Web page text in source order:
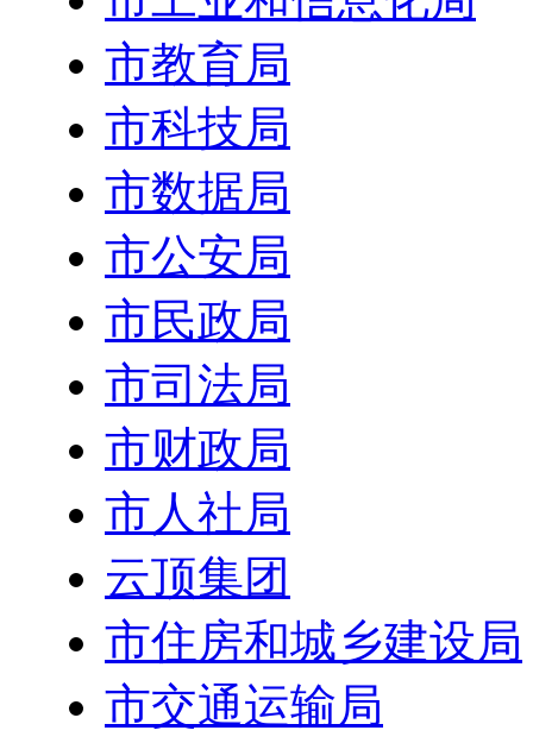
市教育局
市科技局
市数据局
市公安局
市民政局
市司法局
市财政局
市人社局
云顶集团
市住房和城乡建设局
市交通运输局